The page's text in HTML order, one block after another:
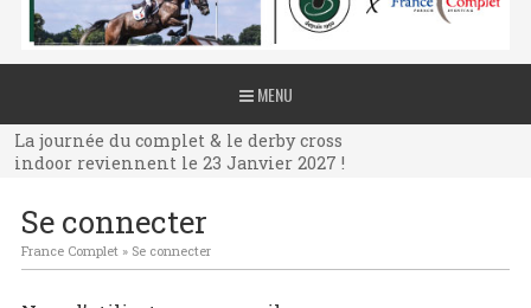
MENU
La journée du complet & le derby cross
indoor reviennent le 23 Janvier 2027 !
La journée du complet & le derby cross
indoor reviennent le 23 Janvier 2027 !
indoor reviennent le 23 Janvier 2027 !
Se connecter
France Complet» Se connecter